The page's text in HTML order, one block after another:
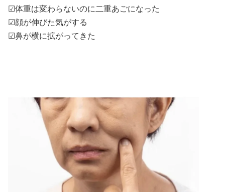
☑体重は変わらないのに二重あごになった
☑顔が伸びた気がする
☑鼻が横に拡がってきた